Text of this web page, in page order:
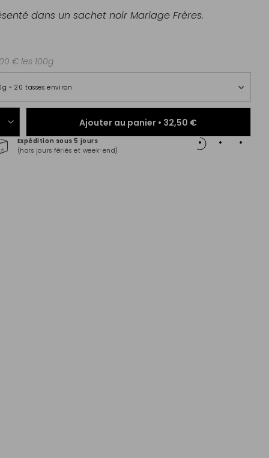
~ 20 tasses environ
Ajouter au panier • 32,50 €
Expédition sous 5 jours
(hors jours fériés et week-end)
dans un sachet noir Mariage Frères.
€ les 100g